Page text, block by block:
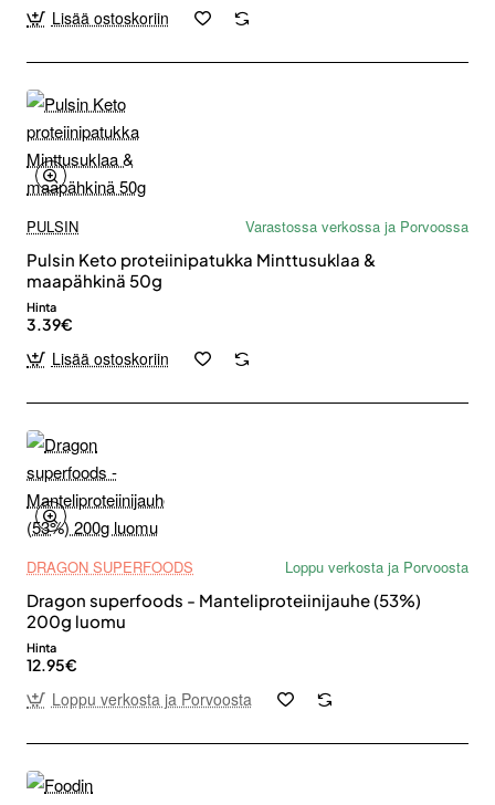
Lisää ostoskoriin
PULSIN
Varastossa verkossa ja Porvoossa
Pulsin Keto proteiinipatukka Minttusuklaa &
maapähkinä 50g
Hinta
3.39€
Lisää ostoskoriin
DRAGON SUPERFOODS
Loppu verkosta ja Porvoosta
Dragon superfoods - Manteliproteiinijauhe (53%)
200g luomu
Hinta
12.95€
Loppu verkosta ja Porvoosta